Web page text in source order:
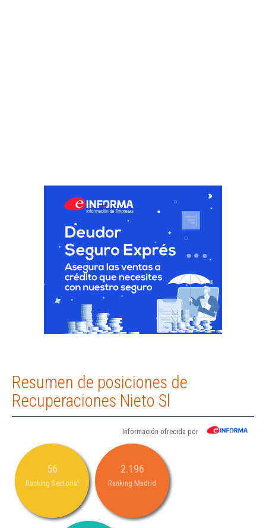
Resumen de posiciones de
Recuperaciones Nieto Sl
Información ofrecida por
56
Ranking Sectorial
2.196
Ranking Madrid